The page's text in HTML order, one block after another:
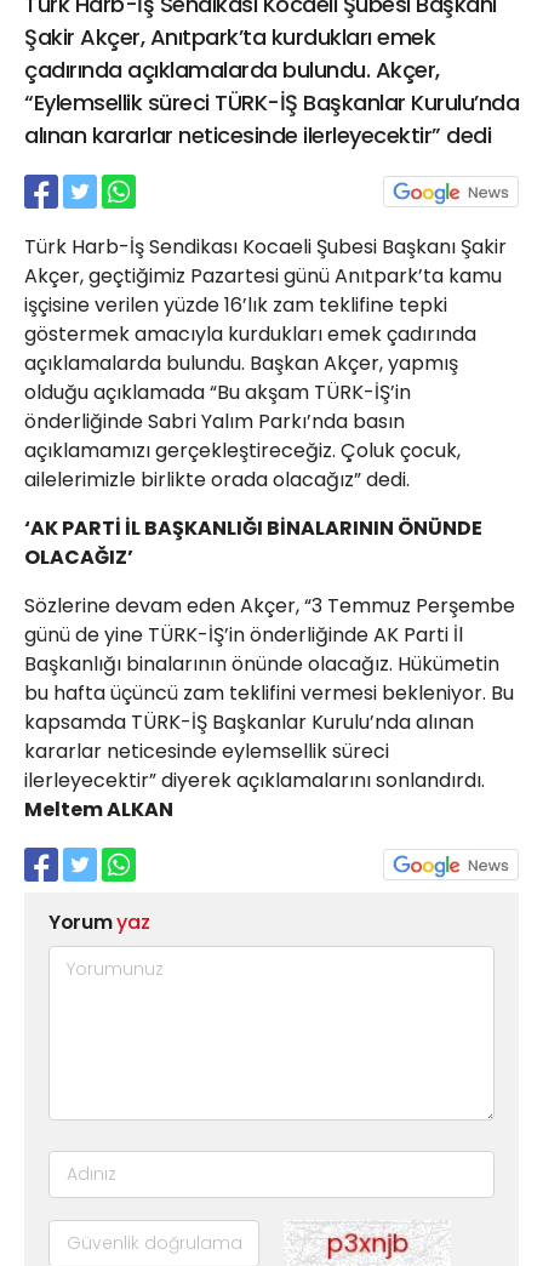
Şakir Akçer, Anıtpark’ta kurdukları emek
çadırında açıklamalarda bulundu. Akçer,
“Eylemsellik süreci TÜRK-İŞ Başkanlar Kurulu’nda
alınan kararlar neticesinde ilerleyecektir” dedi
Türk Harb-İş Sendikası Kocaeli Şubesi Başkanı Şakir
Akçer, geçtiğimiz Pazartesi günü Anıtpark’ta kamu
işçisine verilen yüzde 16’lık zam teklifine tepki
göstermek amacıyla kurdukları emek çadırında
açıklamalarda bulundu. Başkan Akçer, yapmış
olduğu açıklamada “Bu akşam TÜRK-İŞ’in
önderliğinde Sabri Yalım Parkı’nda basın
açıklamamızı gerçekleştireceğiz. Çoluk çocuk,
ailelerimizle birlikte orada olacağız” dedi.
‘AK PARTİ İL BAŞKANLIĞI BİNALARININ ÖNÜNDE
OLACAĞIZ’
Sözlerine devam eden Akçer, “3 Temmuz Perşembe
günü de yine TÜRK-İŞ’in önderliğinde AK Parti İl
Başkanlığı binalarının önünde olacağız. Hükümetin
bu hafta üçüncü zam teklifini vermesi bekleniyor. Bu
kapsamda TÜRK-İŞ Başkanlar Kurulu’nda alınan
kararlar neticesinde eylemsellik süreci
ilerleyecektir” diyerek açıklamalarını sonlandırdı.
Meltem ALKAN
Yorumyaz
21 Gölcük
02624132333
haber@golcukpostasi.com